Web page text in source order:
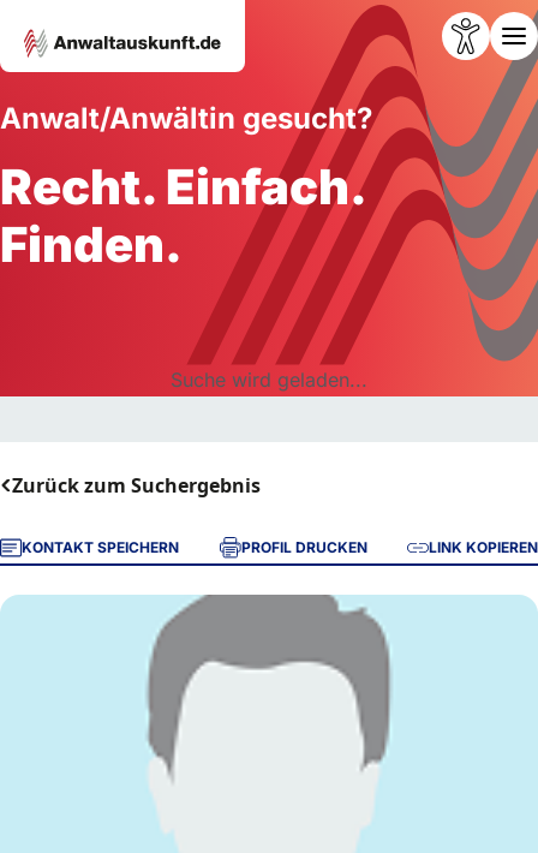
Anwalt/Anwältin gesucht?
Recht. Einfach.
Finden.
Suche wird geladen...
Zurück zum Suchergebnis
KONTAKT SPEICHERN PROFIL DRUCKEN LINK KOPIEREN